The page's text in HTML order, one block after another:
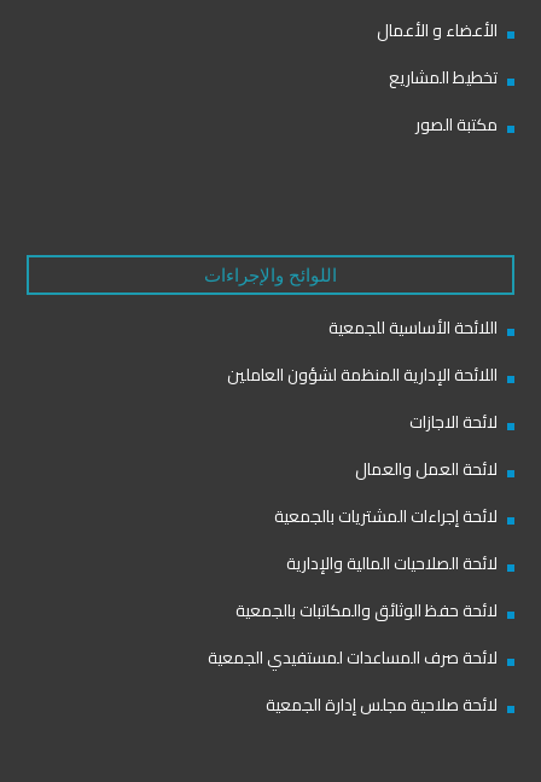
الأعضاء و الأعمال
تخطيط المشاريع
مكتبة الصور
اللوائح والإجراءات
اللائحة الأساسية للجمعية
اللائحة الإدارية المنظمة لشؤون العاملين
لائحة الاجازات
لائحة العمل والعمال
لائحة إجراءات المشتريات بالجمعية
لائحة الصلاحيات المالية والإدارية
لائحة حفظ الوثائق والمكاتبات بالجمعية
لائحة صرف المساعدات لمستفيدي الجمعية
لائحة صلاحية مجلس إدارة الجمعية